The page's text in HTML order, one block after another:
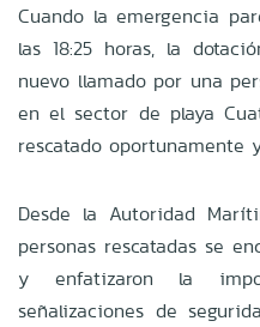
Cuando la emergencia
las 18:25 horas, la
nuevo llamado por una
en el sector de playa
rescatado oportunamente
Desde la Autoridad
personas rescatadas se
y enfatizaron la
señalizaciones de